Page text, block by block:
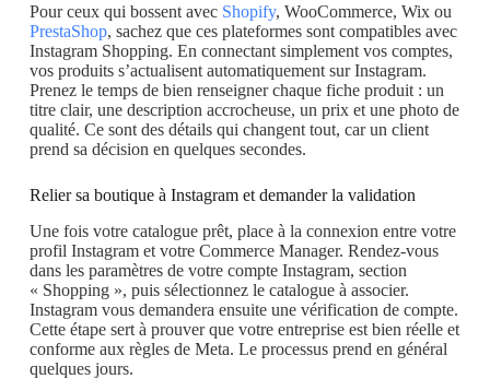
Pour ceux qui bossent avec Shopify, WooCommerce, Wix ou
PrestaShop, sachez que ces plateformes sont compatibles avec
Instagram Shopping. En connectant simplement vos comptes,
vos produits s’actualisent automatiquement sur Instagram.
Prenez le temps de bien renseigner chaque fiche produit : un
titre clair, une description accrocheuse, un prix et une photo de
qualité. Ce sont des détails qui changent tout, car un client
prend sa décision en quelques secondes.
Relier sa boutique à Instagram et demander la validation
Une fois votre catalogue prêt, place à la connexion entre votre
profil Instagram et votre Commerce Manager. Rendez-vous
dans les paramètres de votre compte Instagram, section
« Shopping », puis sélectionnez le catalogue à associer.
Instagram vous demandera ensuite une vérification de compte.
Cette étape sert à prouver que votre entreprise est bien réelle et
conforme aux règles de Meta. Le processus prend en général
quelques jours.